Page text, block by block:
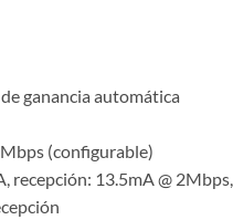
ganancia automática
(configurable)
recepción: 13.5mA @